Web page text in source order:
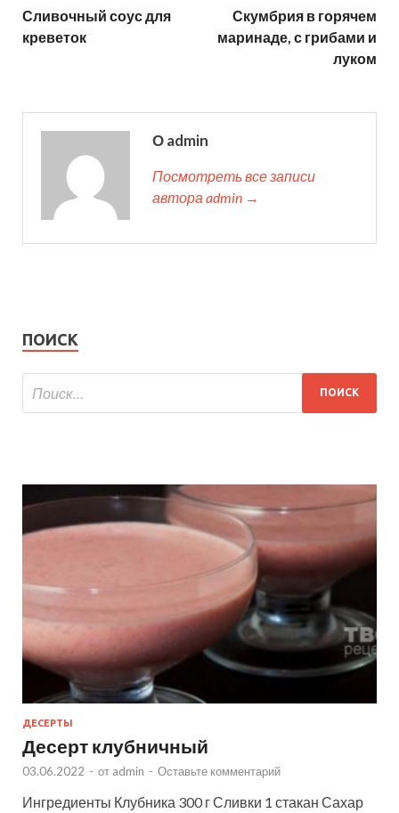
Сливочный соус для
креветок
Скумбрия в горячем
маринаде, с грибами и
луком
О admin
Посмотреть все записи
автора admin →
ПОИСК
ДЕСЕРТЫ
Десерт клубничный
03.06.2022 - от admin - Оставьте комментарий
Ингредиенты Клубника 300 г Сливки 1 стакан Сахар